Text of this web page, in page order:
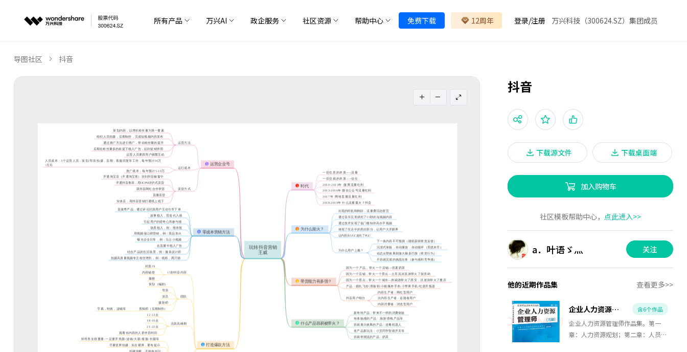
所有产品 万兴AI 政企服务 社区资源 帮助中心 免费下载 12周年 登录/注册 万兴科技（300624.SZ）集团成员
导图社区 抖音
抖音
下载源文件 下载桌面端
加入购物车
社区模板帮助中心， 点此进入>>
a．叶语ゞ灬 关注
他的近期作品集 查看更多>>
企业人力资源管理师第三级考证作品集 含6个作品
企业人力资源管理师作品集。第一
章：人力资源规划；第二章：人员招